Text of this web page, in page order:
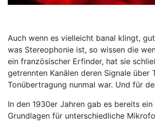
Auch wenn es vielleicht banal klingt,
was Stereophonie ist, so wissen die
ein französischer Erfinder, hat sie
getrennten Kanälen deren Signale
Tonübertragung nunmal war. Und für
In den 1930er Jahren gab es bereits
Grundlagen für unterschiedliche